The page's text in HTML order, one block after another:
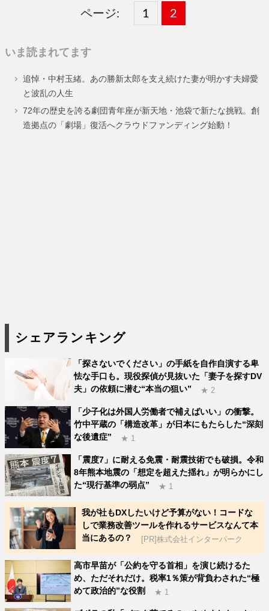
ページ:
固
ー
ジ
1 ,
固
ー
ジ
2
いま読まれてます
追悼・中村玉緒。あの勝新太郎を支え続けた妻が明かす夫婦愛
と波乱の人生
72年の歴史を誇る劇団青年座が新天地・池袋で新たな挑戦。創
造拠点の「劇場」復活へクラウドファンディング始動！
シェアランキング
「探さないでください」の手紙を自作自演する卑
怯な手口も。現役探偵が見抜いた「妻子を探すDV
夫」の依頼に潜む“本当の狙い”
★ 2
「少子化は外国人労働者で補えばいい」の衝撃。
竹中平蔵の「構造改革」が日本にもたらした“深刻
な後遺症”
★ 1
「震度7」に耐える免震・耐震技術でも破損。令和
8年熊本地震の「想定を超えた揺れ」が明らかにし
た“現行基準の弱点”
★ 1
我が社もDXしたいけど予算がない！コードな
しで業務改善ツールを作れるサービスなんて本
当にあるの？
[PR]株式会社インターパーク
高市早苗が「公約を守る首相」を演じ続けるた
め、ただそれだけ。税率1％策が背負わされた“極
めて政治的”な役割
★ 1